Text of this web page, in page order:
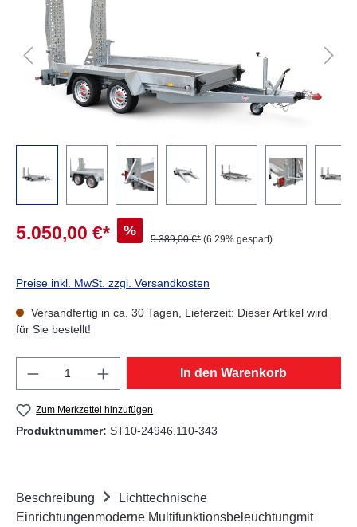
5.050,00 €* %
5.389,00 €* (6.29% gespart)
Preise inkl. MwSt. zzgl. Versandkosten
Versandfertig in ca. 30 Tagen, Lieferzeit: Dieser Artikel wird
für Sie bestellt!
Produkt Anzahl: Gib den gewünschten
In den Warenkorb
Zum Merkzettel hinzufügen
Produktnummer: ST10-24946.110-343
Beschreibung
Lichttechnische
Einrichtungenmoderne Multifunktionsbeleuchtungmit